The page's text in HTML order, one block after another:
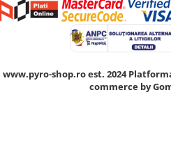
www.pyro-shop.ro est. 2024
commerce by